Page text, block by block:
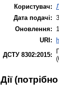
Користувач:
Дата подачі:
Оновлення:
URI:
ДСТУ 8302:2015:
Дії